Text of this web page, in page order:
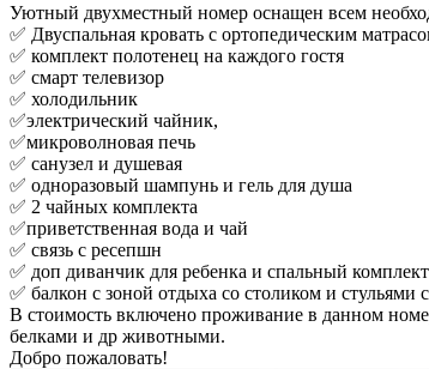
Уютный двухместный номер оснащен всем
✅ Двуспальная кровать с ортопедическим
✅ комплект полотенец на каждого гостя
✅ смарт телевизор
✅ холодильник
✅электрический чайник,
✅микроволновая печь
✅ санузел и душевая
✅ одноразовый шампунь и гель для душа
✅ 2 чайных комплекта
✅приветственная вода и чай
✅ связь с ресепшн
✅ доп диванчик для ребенка и спальный комплект
✅ балкон с зоной отдыха со столиком и стульями
В стоимость включено проживание в данном
белками и др животными.
Добро пожаловать!